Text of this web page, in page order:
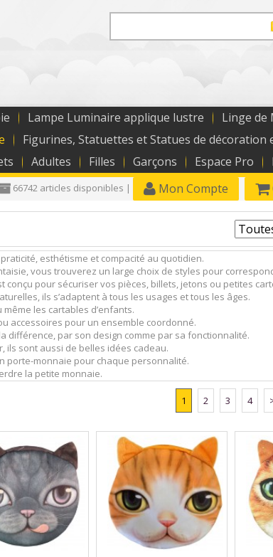
Lampe Luminaire applique lustre Linge de
Figurines, Statuettes et Statues de décoration
Adultes Filles Garçons Espace Pro
66742 articles disponibles | Mon Compte
esthétisme et compacité au quotidien.
vous trouverez un large choix de styles pour
conçu pour sécuriser vos pièces, billets, jetons ou petites
ils s’adaptent à tous les usages et tous les âges.
les cartables d’enfants.
accessoires pour un ensemble coordonné.
différence, par son design comme par sa fonctionnalité.
ils sont aussi de belles idées cadeau.
porte-monnaie pour chaque personnalité.
la petite monnaie.
1 2 3 4